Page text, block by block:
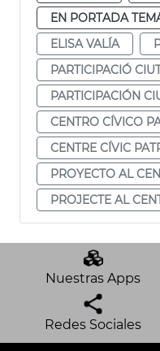
EN PORTADA
ELISA VALÍA
PARTICIPACIÓ
PARTICIPACIÓN
CENTRO CÍVICO
CENTRE CÍVIC
PROYECTO AL
PROJECTE AL
Nuestras Apps
Redes Sociales